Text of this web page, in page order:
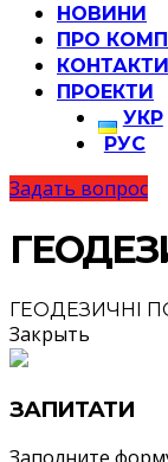
НОВИНИ
ПРО
КОНТАКТИ
ПРОЕКТИ
УКР
РУС
Задать вопрос
ГЕОДЕЗИЧНІ
Закрыть
ЗАПИТАТИ